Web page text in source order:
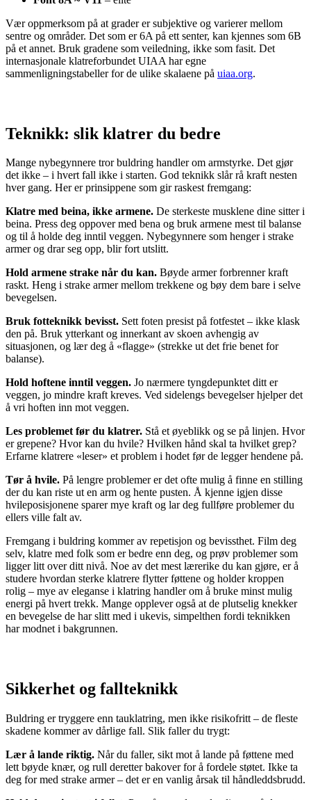
Vær oppmerksom på at grader er subjektive og varierer mellom
sentre og områder. Det som er 6A på ett senter, kan kjennes som 6B
på et annet. Bruk gradene som veiledning, ikke som fasit. Det
internasjonale klatreforbundet UIAA har egne
sammenligningstabeller for de ulike skalaene på uiaa.org.
Teknikk: slik klatrer du bedre
Mange nybegynnere tror buldring handler om armstyrke. Det gjør
det ikke – i hvert fall ikke i starten. God teknikk slår rå kraft nesten
hver gang. Her er prinsippene som gir raskest fremgang:
Klatre med beina, ikke armene. De sterkeste musklene dine sitter i
beina. Press deg oppover med bena og bruk armene mest til balanse
og til å holde deg inntil veggen. Nybegynnere som henger i strake
armer og drar seg opp, blir fort utslitt.
Hold armene strake når du kan. Bøyde armer forbrenner kraft
raskt. Heng i strake armer mellom trekkene og bøy dem bare i selve
bevegelsen.
Bruk fotteknikk bevisst. Sett foten presist på fotfestet – ikke klask
den på. Bruk ytterkant og innerkant av skoen avhengig av
situasjonen, og lær deg å «flagge» (strekke ut det frie benet for
balanse).
Hold hoftene inntil veggen. Jo nærmere tyngdepunktet ditt er
veggen, jo mindre kraft kreves. Ved sidelengs bevegelser hjelper det
å vri hoften inn mot veggen.
Les problemet før du klatrer. Stå et øyeblikk og se på linjen. Hvor
er grepene? Hvor kan du hvile? Hvilken hånd skal ta hvilket grep?
Erfarne klatrere «leser» et problem i hodet før de legger hendene på.
Tør å hvile. På lengre problemer er det ofte mulig å finne en stilling
der du kan riste ut en arm og hente pusten. Å kjenne igjen disse
hvileposisjonene sparer mye kraft og lar deg fullføre problemer du
ellers ville falt av.
Fremgang i buldring kommer av repetisjon og bevissthet. Film deg
selv, klatre med folk som er bedre enn deg, og prøv problemer som
ligger litt over ditt nivå. Noe av det mest lærerike du kan gjøre, er å
studere hvordan sterke klatrere flytter føttene og holder kroppen
rolig – mye av eleganse i klatring handler om å bruke minst mulig
energi på hvert trekk. Mange opplever også at de plutselig knekker
en bevegelse de har slitt med i ukevis, simpelthen fordi teknikken
har modnet i bakgrunnen.
Sikkerhet og fallteknikk
Buldring er tryggere enn tauklatring, men ikke risikofritt – de fleste
skadene kommer av dårlige fall. Slik faller du trygt:
Lær å lande riktig. Når du faller, sikt mot å lande på føttene med
lett bøyde knær, og rull deretter bakover for å fordele støtet. Ikke ta
deg for med strake armer – det er en vanlig årsak til håndleddsbrudd.